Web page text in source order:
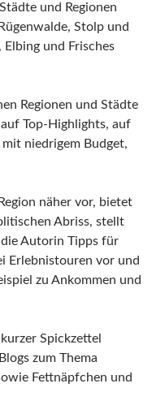
und Regionen
Stolp und
Elbing und Frisches
Regionen und Städte
Top-Highlights, auf
mit niedrigem Budget,
näher vor, bietet
Abriss, stellt
Autorin Tipps für
Erlebnistouren vor und
zu Ankommen und
Spickzettel
zum Thema
Fettnäpfchen und